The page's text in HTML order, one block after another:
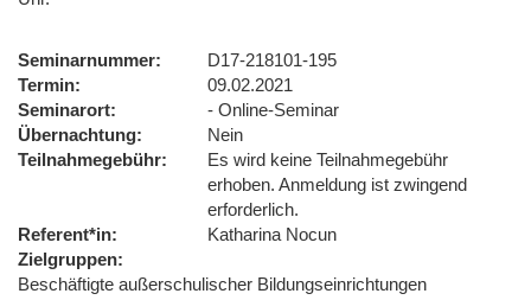
Seminarnummer
D17-218101-195
Termin
09.02.2021
Seminarort
- Online-Seminar
Übernachtung
Nein
Teilnahmegebühr
Es wird keine Teilnahmegebühr
erhoben. Anmeldung ist zwingend
erforderlich.
Referent*in
Katharina Nocun
Zielgruppen
Beschäftigte außerschulischer Bildungseinrichtungen